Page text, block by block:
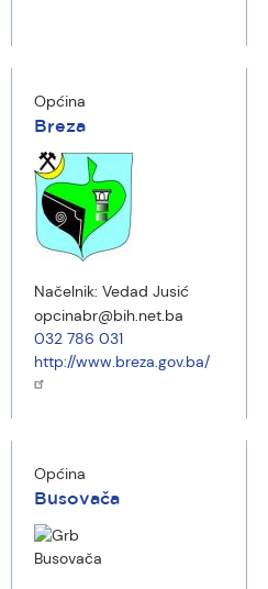
Općina
Breza
Načelnik: Vedad Jusić
opcinabr@bih.net.ba
032 786 031
http://www.breza.gov.ba/
Općina
Busovača